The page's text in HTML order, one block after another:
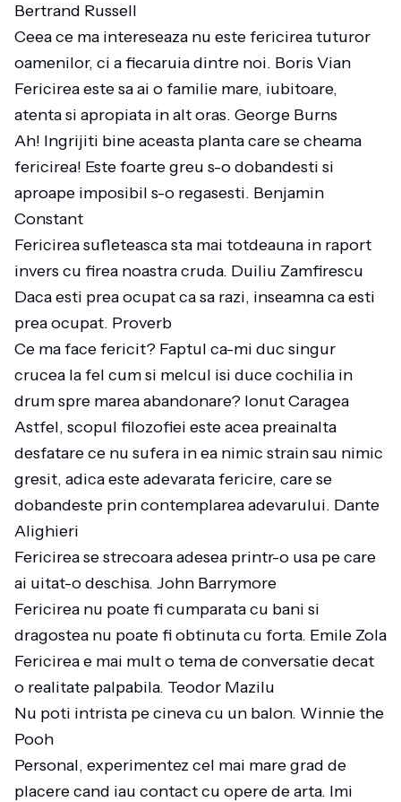
Bertrand Russell
Ceea ce ma intereseaza nu este fericirea tuturor
oamenilor, ci a fiecaruia dintre noi. Boris Vian
Fericirea este sa ai o familie mare, iubitoare,
atenta si apropiata in alt oras. George Burns
Ah! Ingrijiti bine aceasta planta care se cheama
fericirea! Este foarte greu s-o dobandesti si
aproape imposibil s-o regasesti. Benjamin
Constant
Fericirea sufleteasca sta mai totdeauna in raport
invers cu firea noastra cruda. Duiliu Zamfirescu
Daca esti prea ocupat ca sa razi, inseamna ca esti
prea ocupat. Proverb
Ce ma face fericit? Faptul ca-mi duc singur
crucea la fel cum si melcul isi duce cochilia in
drum spre marea abandonare? Ionut Caragea
Astfel, scopul filozofiei este acea preainalta
desfatare ce nu sufera in ea nimic strain sau nimic
gresit, adica este adevarata fericire, care se
dobandeste prin contemplarea adevarului. Dante
Alighieri
Fericirea se strecoara adesea printr-o usa pe care
ai uitat-o deschisa. John Barrymore
Fericirea nu poate fi cumparata cu bani si
dragostea nu poate fi obtinuta cu forta. Emile Zola
Fericirea e mai mult o tema de conversatie decat
o realitate palpabila. Teodor Mazilu
Nu poti intrista pe cineva cu un balon. Winnie the
Pooh
Personal, experimentez cel mai mare grad de
placere cand iau contact cu opere de arta. Imi